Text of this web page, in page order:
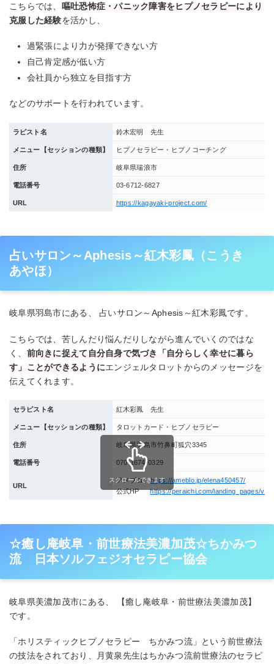
こちらでは、 嘔吐恐怖症・パニック障害をヒプノセラピーにより
克服した経験を活かし、
過緊張により力が発揮できない方
自己肯定感が低い方
会社員から独立を目指す方
などのサポートを行われています。
ラピスト名 鈴木宏明 先生
メニュー【セッションの種類】 ヒプノセラピー・ヒプノコーチング
住所 岐阜県瑞浪市
電話番号 03-6712-6827
URL https://kagayaki-project.com/
占いサロン～Aphesis～紅木彩鳳（こうき
あやほ）
岐阜県羽島市にある、 占いサロン～Aphesis～紅木彩鳳です。
こちらでは、苦しんだり悩んだりしながら進んでいくのではな
く、 前向きに捉えて自分自身で気づき「自分らしく幸せに暮ら
す」ことができるようにエンジェルタロットからのメッセージを
伝えてくれます。
セラピスト名 紅木彩鳳 先生
メニュー【セッションの種類】 タロットカード・ヒプノセラピー
住所 岐阜県羽島市竹鼻町狐穴3345
電話番号 070-1674-0329
URL
アメブロhttps://ameblo.jp/elena450457/
公式HPhttps://peraichi.com/landing_pages/
スクロールできます
☆癒し庵岐阜・前世療法美濃加茂☆ちかみつ
流 日本ソルフェジオセラピー協会
岐阜県美濃加茂市にある、 【癒し庵岐阜・前世療法美濃加茂】
です。
「ホリスティックヒプノセラピー ちかみつ流」という前世療法
の技法をされており、月黄泉先生はちかみつ流前世療法のセラピ